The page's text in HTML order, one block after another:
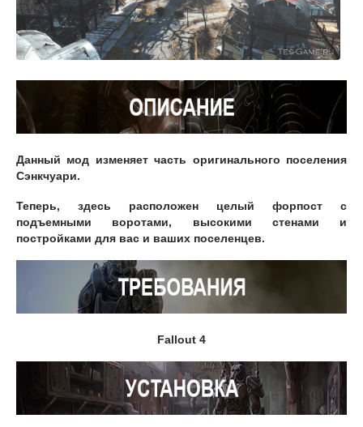
Данный мод изменяет часть оригинального поселения
Сэнкчуари.
Теперь, здесь расположен целый форпост с
подъемными воротами, высокими стенами и
постройками для вас и ваших поселенцев.
Fallout 4